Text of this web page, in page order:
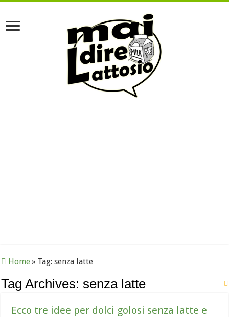
Home» Tag:senza latte
Tag Archives:senza latte
Ecco tre idee per dolci golosi senza latte e